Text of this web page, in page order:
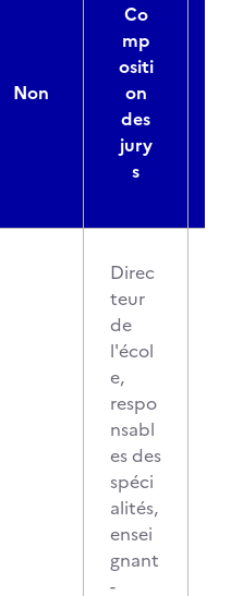
Non
Co
mp
ositi
on
des
jury
s
Direc
teur
de
l'écol
e,
respo
nsabl
es des
spéci
alités,
ensei
gnant
-